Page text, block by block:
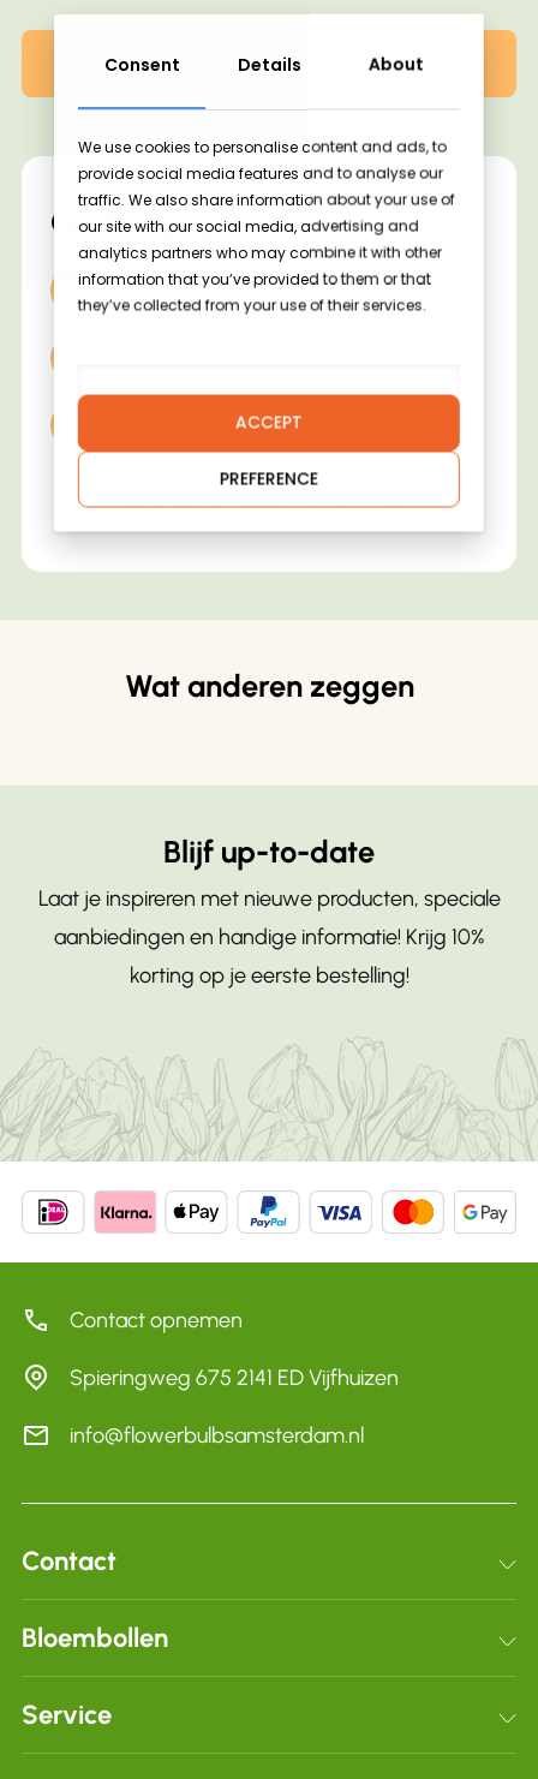
Consent Details About
We use cookies to personalise content and ads, to
provide social media features and to analyse our
traffic. We also share information about your use of
our site with our social media, advertising and
analytics partners who may combine it with other
information that you’ve provided to them or that
they’ve collected from your use of their services.
ACCEPT
PREFERENCE
Geen producten in de winkelwagen.
Go To Shop
Contactgegevens
info@flowerbulbsamsterdam.nl
Spieringweg 675
2141 ED Vijfhuizen
(Bezoek mogelijk op afspraak)
Wat anderen zeggen
Blijf up-to-date
Laat je inspireren met nieuwe producten, speciale
aanbiedingen en handige informatie! Krijg 10%
korting op je eerste bestelling!
Bloembollen
Bloembollen
Dahlia’s
Service
Contact
Schrijf je in voor onze nieuwsbrief
Contact opnemen
Spieringweg 675 2141 ED Vijfhuizen
info@flowerbulbsamsterdam.nl